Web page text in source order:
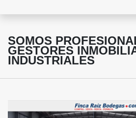
SOMOS
GESTORES
INDUSTRIALES